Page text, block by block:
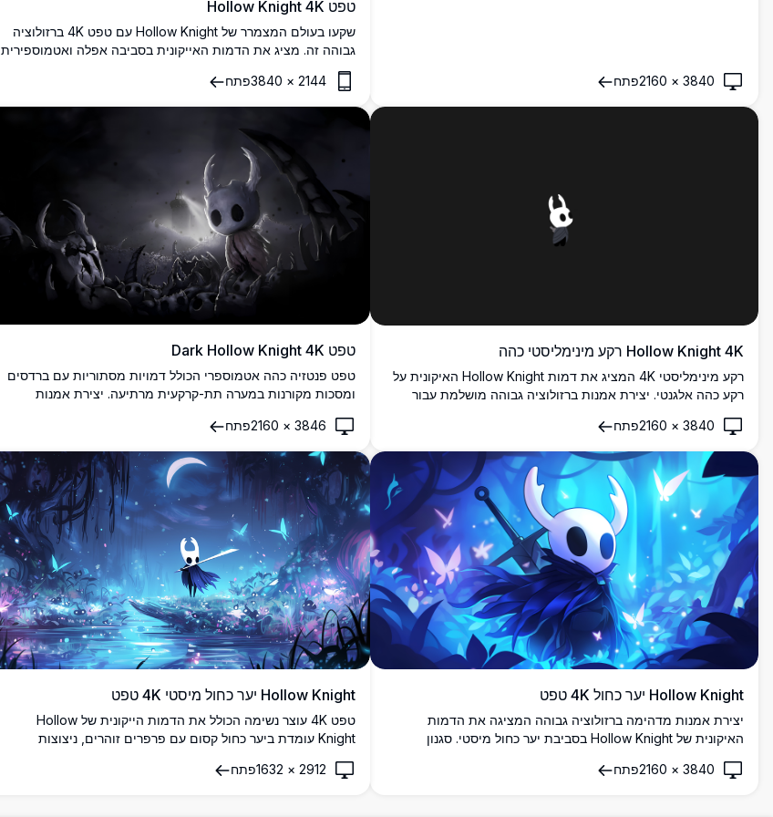
3840
×
2160פתח
טפט Hollow Knight 4K
שקעו בעולם המצמרר של Hollow Knight עם טפט 4K ברזולוציה
גבוהה זה. מציג את הדמות האייקונית בסביבה אפלה ואטמוספירית,
טפט זה לוכד את היופי המרטיט והמסתורין של המשחק. מושלם
למעריצים שמחפשים להביא נגיעה של Hallownest למסכים שלהם.
2144
×
3840פתח
Hollow Knight 4K רקע מינימליסטי כהה
רקע מינימליסטי 4K המציג את דמות Hollow Knight האיקונית על
רקע כהה אלגנטי. יצירת אמנות ברזולוציה גבוהה מושלמת עבור
תצוגות שולחן עבודה ונייד.
3840
×
2160פתח
טפט Dark Hollow Knight 4K
טפט פנטזיה כהה אטמוספרי הכולל דמויות מסתוריות עם ברדסים
ומסכות מקורנות במערה תת-קרקעית מרתיעה. יצירת אמנות
מושלמת ליצירת אווירה סוחפת ועל-טבעית על כל מסך.
3846
×
2160פתח
Hollow Knight יער כחול 4K טפט
יצירת אמנות מדהימה ברזולוציה גבוהה המציגה את הדמות
האיקונית של Hollow Knight בסביבת יער כחול מיסטי. סגנון
אתריים ואווירה קסומה מושלמת לחובבי משחקים ורקעים לשולחן
3840
×
2160פתח
Hollow Knight יער כחול מיסטי 4K טפט
טפט 4K עוצר נשימה הכולל את הדמות הייקונית של Hollow
Knight עומדת ביער כחול קסום עם פרפרים זוהרים, ניצוצות
את הסגנון האמנותי המיוחד של המשחק והיופי האטמוספרי.
2912
×
1632פתח